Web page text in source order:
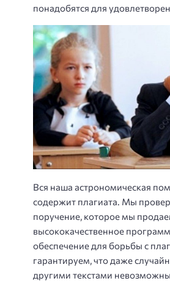
понадобятся для
Вся наша астрономическая
содержит плагиата. Мы
поручение, которое мы
высококачественное
обеспечение для борьбы с
гарантируем, что даже
другими текстами